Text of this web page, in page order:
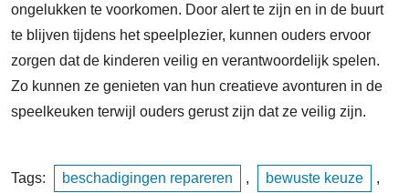
ongelukken te voorkomen. Door alert te zijn en in de buurt
te blijven tijdens het speelplezier, kunnen ouders ervoor
zorgen dat de kinderen veilig en verantwoordelijk spelen.
Zo kunnen ze genieten van hun creatieve avonturen in de
speelkeuken terwijl ouders gerust zijn dat ze veilig zijn.
Tags: beschadigingen repareren , bewuste keuze ,